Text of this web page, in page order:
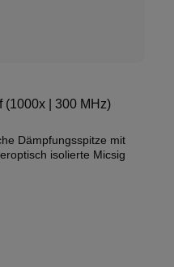
(1000x | 300 MHz)
Dämpfungsspitze mit
isolierte Micsig